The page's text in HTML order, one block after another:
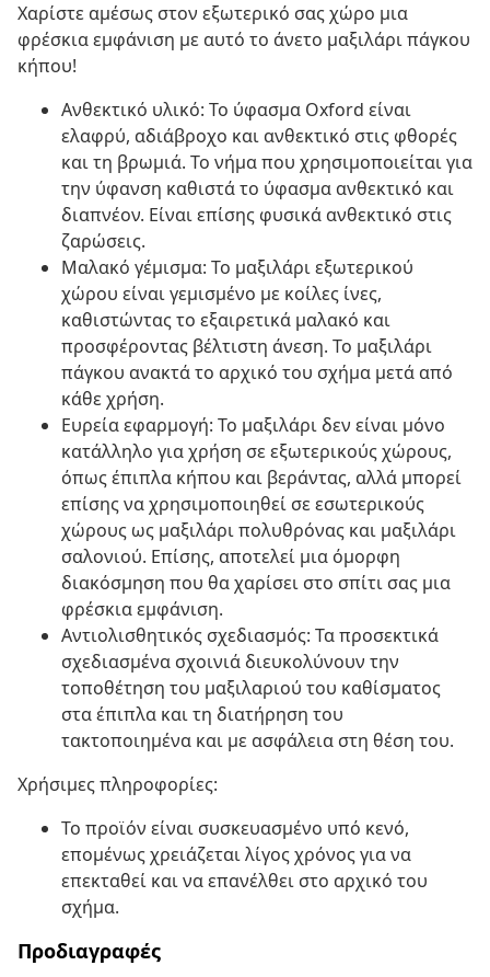
Χαρίστε αμέσως στον εξωτερικό σας χώρο μια
φρέσκια εμφάνιση με αυτό το άνετο μαξιλάρι πάγκου
κήπου!
Ανθεκτικό υλικό: Το ύφασμα Oxford είναι
ελαφρύ, αδιάβροχο και ανθεκτικό στις φθορές
και τη βρωμιά. Το νήμα που χρησιμοποιείται για
την ύφανση καθιστά το ύφασμα ανθεκτικό και
διαπνέον. Είναι επίσης φυσικά ανθεκτικό στις
ζαρώσεις.
Μαλακό γέμισμα: Το μαξιλάρι εξωτερικού
χώρου είναι γεμισμένο με κοίλες ίνες,
καθιστώντας το εξαιρετικά μαλακό και
προσφέροντας βέλτιστη άνεση. Το μαξιλάρι
πάγκου ανακτά το αρχικό του σχήμα μετά από
κάθε χρήση.
Ευρεία εφαρμογή: Το μαξιλάρι δεν είναι μόνο
κατάλληλο για χρήση σε εξωτερικούς χώρους,
όπως έπιπλα κήπου και βεράντας, αλλά μπορεί
επίσης να χρησιμοποιηθεί σε εσωτερικούς
χώρους ως μαξιλάρι πολυθρόνας και μαξιλάρι
σαλονιού. Επίσης, αποτελεί μια όμορφη
διακόσμηση που θα χαρίσει στο σπίτι σας μια
φρέσκια εμφάνιση.
Αντιολισθητικός σχεδιασμός: Τα προσεκτικά
σχεδιασμένα σχοινιά διευκολύνουν την
τοποθέτηση του μαξιλαριού του καθίσματος
στα έπιπλα και τη διατήρηση του
τακτοποιημένα και με ασφάλεια στη θέση του.
Χρήσιμες πληροφορίες:
Το προϊόν είναι συσκευασμένο υπό κενό,
επομένως χρειάζεται λίγος χρόνος για να
επεκταθεί και να επανέλθει στο αρχικό του
σχήμα.
Προδιαγραφές